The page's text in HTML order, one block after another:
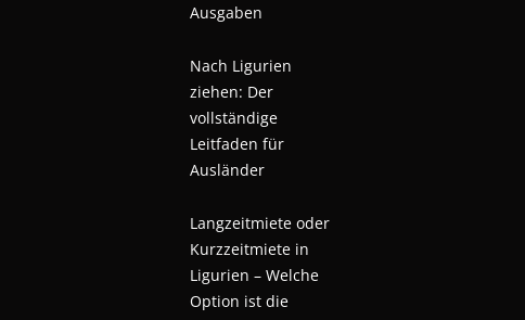
Ausgaben
Nach Ligurien
ziehen: Der
vollständige
Leitfaden für
Ausländer
Langzeitmiete oder
Kurzzeitmiete in
Ligurien – Welche
Option ist die